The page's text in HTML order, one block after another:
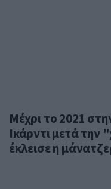
Μέχρι το 2021
Ικάρντι μετά
έκλεισε η